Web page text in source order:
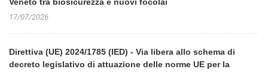
17/07/2026
Direttiva (UE) 2024/1785 (IED) - Via libera allo schema di
decreto legislativo di attuazione delle norme UE per la